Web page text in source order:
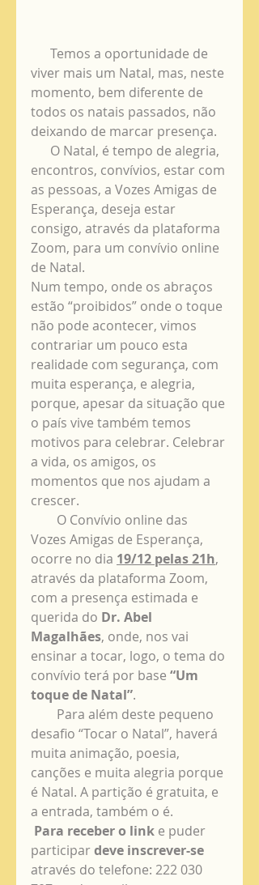
viver mais um Natal, mas, neste
momento, bem diferente de
todos os natais passados, não
deixando de marcar presença.
encontros, convívios, estar com
as pessoas, a Vozes Amigas de
Esperança, deseja estar
consigo, através da plataforma
Zoom, para um convívio online
de Natal.
Num tempo, onde os abraços
estão “proibidos” onde o toque
não pode acontecer, vimos
contrariar um pouco esta
realidade com segurança, com
muita esperança, e alegria,
porque, apesar da situação que
o país vive também temos
motivos para celebrar. Celebrar
a vida, os amigos, os
momentos que nos ajudam a
crescer.
Vozes Amigas de Esperança,
ocorre no dia 19/12 pelas 21h,
através da plataforma Zoom,
com a presença estimada e
querida do Dr. Abel
Magalhães, onde, nos vai
ensinar a tocar, logo, o tema do
convívio terá por base “Um
toque de Natal”.
desafio “Tocar o Natal”, haverá
muita animação, poesia,
canções e muita alegria porque
é Natal. A partição é gratuita, e
a entrada, também o é.
Para receber o link e puder
participar deve inscrever-se
através do telefone: 222 030